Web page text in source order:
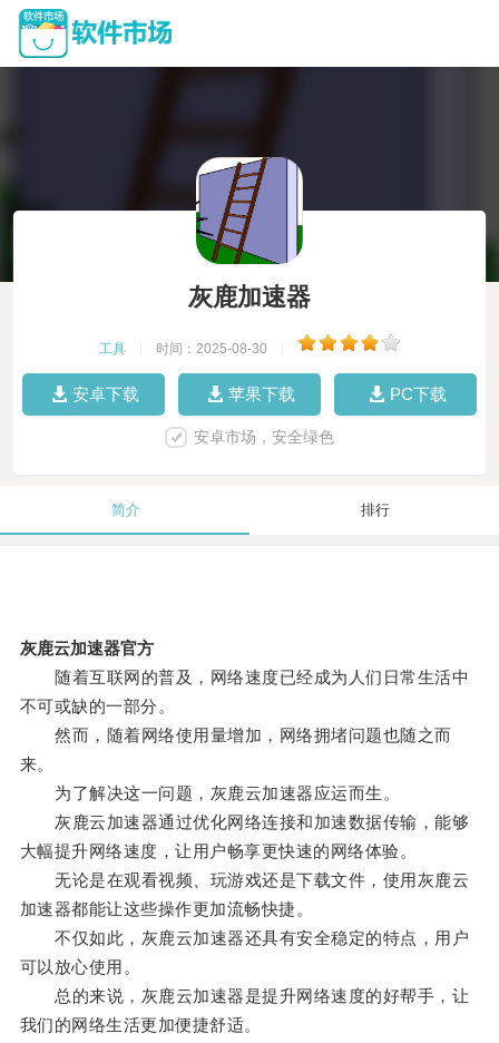
灰鹿加速器
工具 时间：2025-08-30
安卓下载 苹果下载 PC下载
安卓市场，安全绿色
简介 排行
灰鹿云加速器官方
随着互联网的普及，网络速度已经成为人们日常生活中
不可或缺的一部分。
然而，随着网络使用量增加，网络拥堵问题也随之而
来。
为了解决这一问题，灰鹿云加速器应运而生。
灰鹿云加速器通过优化网络连接和加速数据传输，能够
大幅提升网络速度，让用户畅享更快速的网络体验。
无论是在观看视频、玩游戏还是下载文件，使用灰鹿云
加速器都能让这些操作更加流畅快捷。
不仅如此，灰鹿云加速器还具有安全稳定的特点，用户
可以放心使用。
总的来说，灰鹿云加速器是提升网络速度的好帮手，让
我们的网络生活更加便捷舒适。